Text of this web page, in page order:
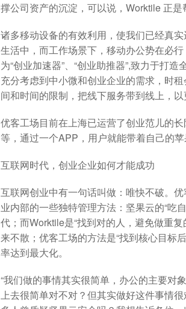
撑公司资产的沉淀，可以说，Worktile 正
诸多移动设备的有效利用，使我们已经真
生活中，而工作场景下，移动办公势在必
为“创业加速器”、“创业助推器”,致力于打
充分考虑到中小微和创业企业的需求，时
间和时间的限制，把线下服务带到线上，
优客工场目前在上海已运营了创业范儿的
等，通过一个APP，用户就能带着自己的
互联网时代，创业企业如何才能成功
互联网创业中有一句话叫做：唯快不破。
业内部的一些独特管理方法：坚果云的“吃
代；而Worktile是“找到对的人，避免做重
来不散；优客工场的方法是“找到核心目标
率达到最大化。
“我们做的事情其实很简单，办公的主要对
上去很简单对不对？但其实做好这件事情